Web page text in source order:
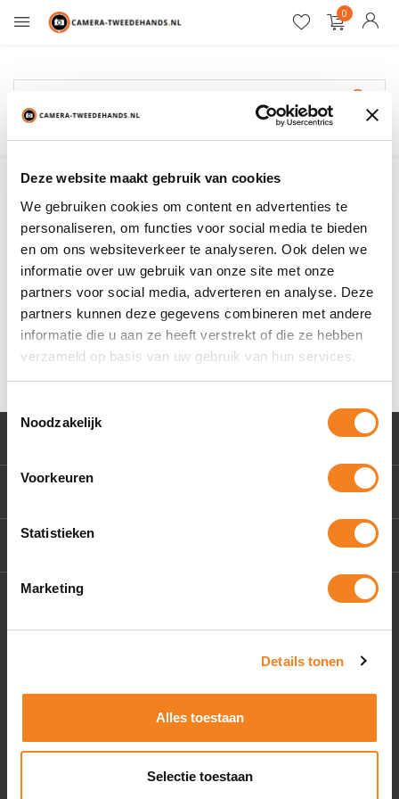
Deze website maakt gebruik van cookies
We gebruiken cookies om content en advertenties te
personaliseren, om functies voor social media te bieden
en om ons websiteverkeer te analyseren. Ook delen we
informatie over uw gebruik van onze site met onze
partners voor social media, adverteren en analyse. Deze
partners kunnen deze gegevens combineren met andere
informatie die u aan ze heeft verstrekt of die ze hebben
verzameld op basis van uw gebruik van hun services.
Noodzakelijk
Voorkeuren
Statistieken
Marketing
Details tonen
Alles toestaan
Selectie toestaan
0
Pentax-FA
Filter
0 producten Toon:
Sorteren op:
Geen producten gevonden!...